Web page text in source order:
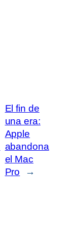
El fin de
una era:
Apple
abandona
el Mac
Pro
→